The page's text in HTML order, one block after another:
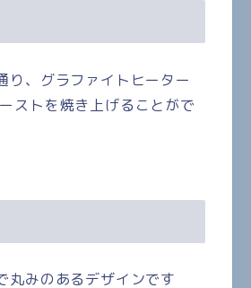
り、グラファイトヒーター
ストを焼き上げることがで
丸みのあるデザインです